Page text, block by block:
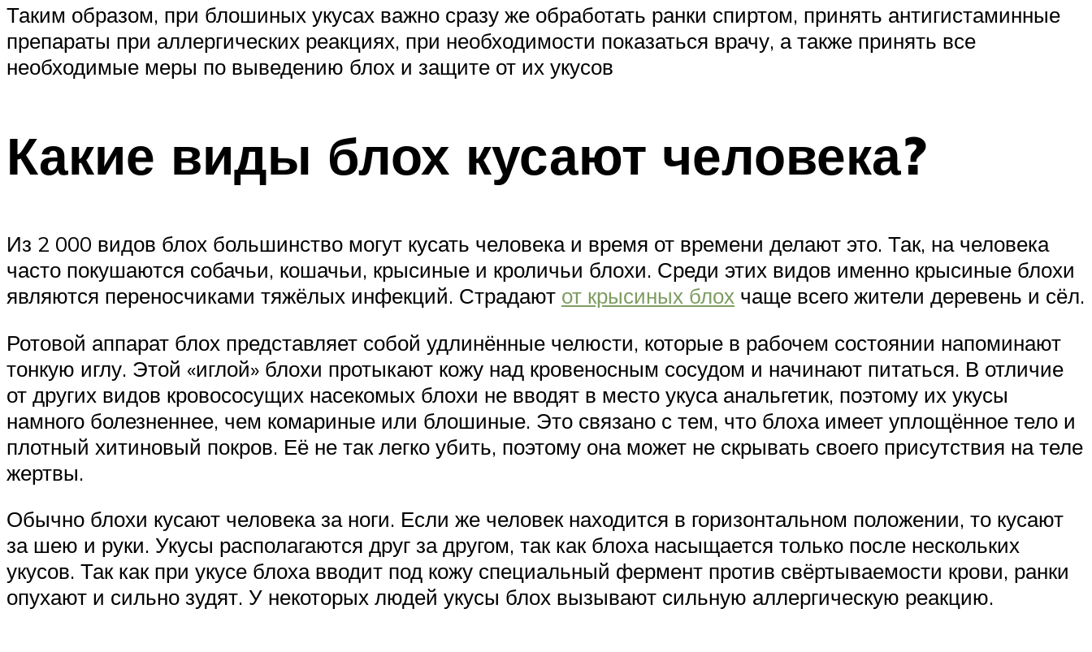
Таким образом, при блошиных укусах важно сразу же обработать ранки спиртом, принять антигистаминные
препараты при аллергических реакциях, при необходимости показаться врачу, а также принять все
необходимые меры по выведению блох и защите от их укусов
Какие виды блох кусают человека?
Из 2 000 видов блох большинство могут кусать человека и время от времени делают это. Так, на человека
часто покушаются собачьи, кошачьи, крысиные и кроличьи блохи. Среди этих видов именно крысиные блохи
являются переносчиками тяжёлых инфекций. Страдают от крысиных блох чаще всего жители деревень и сёл.
Ротовой аппарат блох представляет собой удлинённые челюсти, которые в рабочем состоянии напоминают
тонкую иглу. Этой «иглой» блохи протыкают кожу над кровеносным сосудом и начинают питаться. В отличие
от других видов кровососущих насекомых блохи не вводят в место укуса анальгетик, поэтому их укусы
намного болезненнее, чем комариные или блошиные. Это связано с тем, что блоха имеет уплощённое тело и
плотный хитиновый покров. Её не так легко убить, поэтому она может не скрывать своего присутствия на теле
жертвы.
Обычно блохи кусают человека за ноги. Если же человек находится в горизонтальном положении, то кусают
за шею и руки. Укусы располагаются друг за другом, так как блоха насыщается только после нескольких
укусов. Так как при укусе блоха вводит под кожу специальный фермент против свёртываемости крови, ранки
опухают и сильно зудят. У некоторых людей укусы блох вызывают сильную аллергическую реакцию.